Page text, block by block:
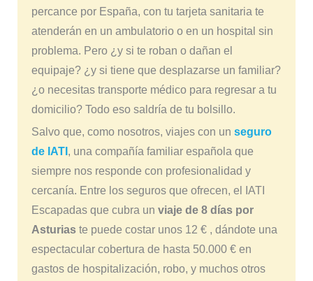
percance por España, con tu tarjeta sanitaria te
atenderán en un ambulatorio o en un hospital sin
problema. Pero ¿y si te roban o dañan el
equipaje? ¿y si tiene que desplazarse un familiar?
¿o necesitas transporte médico para regresar a tu
domicilio? Todo eso saldría de tu bolsillo.
Salvo que, como nosotros, viajes con un seguro
de IATI , una compañía familiar española que
siempre nos responde con profesionalidad y
cercanía. Entre los seguros que ofrecen, el IATI
Escapadas que cubra un viaje de 8 días por
Asturias te puede costar unos 12 € , dándote una
espectacular cobertura de hasta 50.000 € en
gastos de hospitalización, robo, y muchos otros